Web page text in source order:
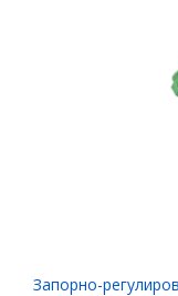
Запорно-